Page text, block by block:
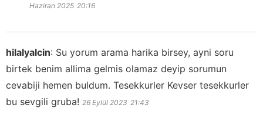
Haziran 2025 20:16
hilalyalcin: Su yorum arama harika birsey, ayni soru
birtek benim allima gelmis olamaz deyip sorumun
cevabiji hemen buldum. Tesekkurler Kevser tesekkurler
bu sevgili gruba! 26 Eylül 2023 21:43